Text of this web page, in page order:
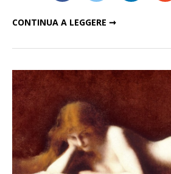
CONTINUA A LEGGERE ➞